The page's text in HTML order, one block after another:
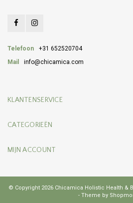
Telefoon
+31 652520704
Mail
info@chicamica.com
KLANTENSERVICE
CATEGORIEËN
MIJN ACCOUNT
© Copyright 2026 Chicamica Holistic Health &
- Theme by